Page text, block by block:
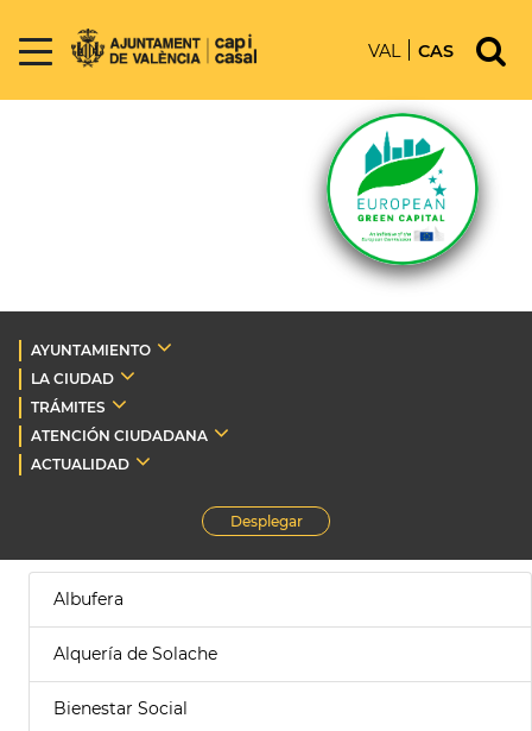
VAL CAS
AYUNTAMIENTO
LA CIUDAD
TRÁMITES
ATENCIÓN CIUDADANA
ACTUALIDAD
Desplegar
Albufera
Alquería de Solache
Bienestar Social